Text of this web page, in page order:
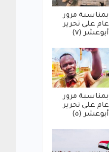
بمناسبة مرور
عام على تحرير
أبوعشر (٧)
بمناسبة مرور
عام على تحرير
أبوعشر (٥)